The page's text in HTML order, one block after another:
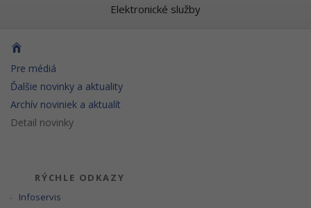
Elektronické služby
Pre médiá
Ďalšie novinky a aktuality
Archív noviniek a aktualít
Detail novinky
RÝCHLE ODKAZY
Infoservis